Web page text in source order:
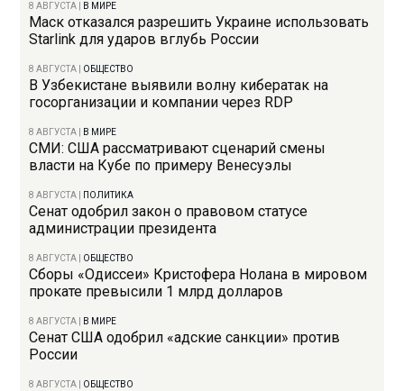
8 АВГУСТА В МИРЕ
Маск отказался разрешить Украине использовать
Starlink для ударов вглубь России
8 АВГУСТА ОБЩЕСТВО
В Узбекистане выявили волну кибератак на
госорганизации и компании через RDP
8 АВГУСТА В МИРЕ
СМИ: США рассматривают сценарий смены
власти на Кубе по примеру Венесуэлы
8 АВГУСТА ПОЛИТИКА
Сенат одобрил закон о правовом статусе
администрации президента
8 АВГУСТА ОБЩЕСТВО
Сборы «Одиссеи» Кристофера Нолана в мировом
прокате превысили 1 млрд долларов
8 АВГУСТА В МИРЕ
Сенат США одобрил «адские санкции» против
России
8 АВГУСТА ОБЩЕСТВО